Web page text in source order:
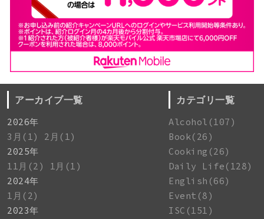
アーカイブ一覧
2026年
3月(1)
2月(1)
2025年
11月(2)
1月(1)
2024年
1月(2)
2023年
カテゴリ一覧
Alcohol(107)
Book(26)
Cooking(26)
Daily Life(128)
English(66)
Event(8)
ISC(151)